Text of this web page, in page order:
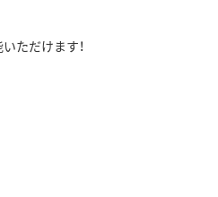
ただけます！